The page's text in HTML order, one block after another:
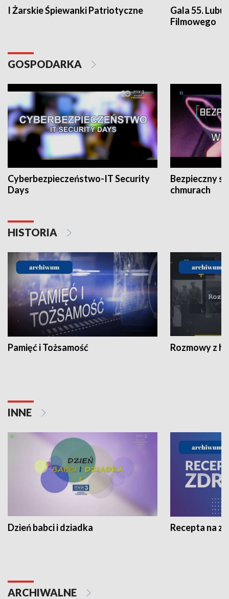
I Żarskie Śpiewanki Patriotyczne
Gala 55.
Filmowego
GOSPODARKA
Cyberbezpieczeństwo-IT Security
Days
Bezpieczny
chmurach
HISTORIA
Pamięć i Tożsamość Rozmowy z
INNE
Dzień babci i dziadka Recepta na
ARCHIWALNE